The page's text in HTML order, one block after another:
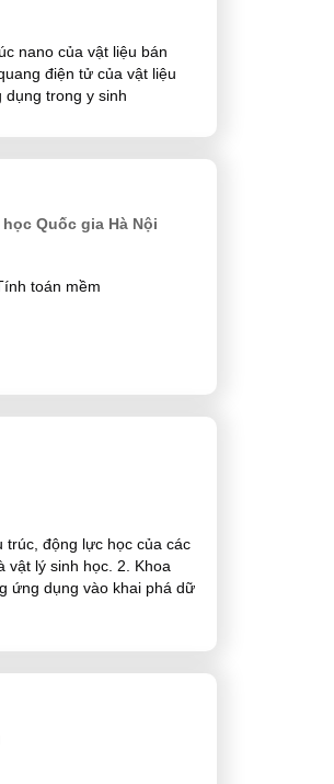
nano của vật liệu bán
điện tử của vật liệu
trong y sinh
Quốc gia Hà Nội
toán mềm
trúc, động lực học của các
vật lý sinh học. 2. Khoa
ứng dụng vào khai phá dữ